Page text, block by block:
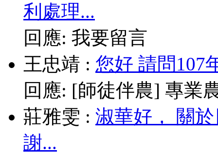
利處理...
回應: 我要留言
王忠靖 : 您好 請問107
回應: [師徒伴農] 專業
莊雅雯 : 淑華好， 關
謝...